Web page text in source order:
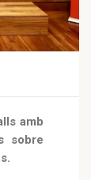
amb
sobre